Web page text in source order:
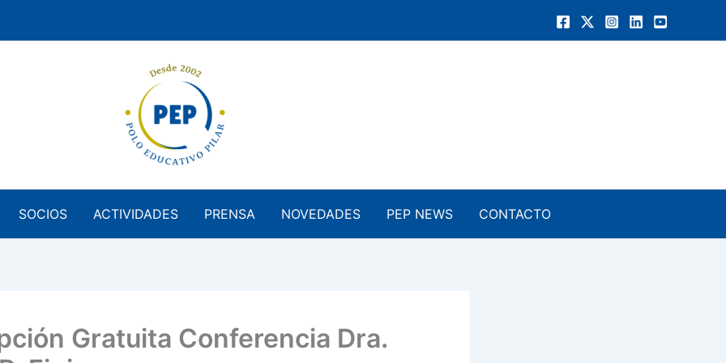
SOCIOS ACTIVIDADES PRENSA NOVEDADES PEP NEWS CONTACTO
Gratuita Conferencia Dra.